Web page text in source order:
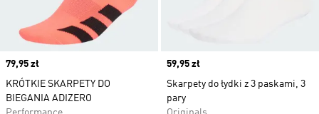
Price
79,95 zł
KRÓTKIE SKARPETY DO
BIEGANIA ADIZERO
Price
59,95 zł
Skarpety do łydki z 3 paskami, 3
pary